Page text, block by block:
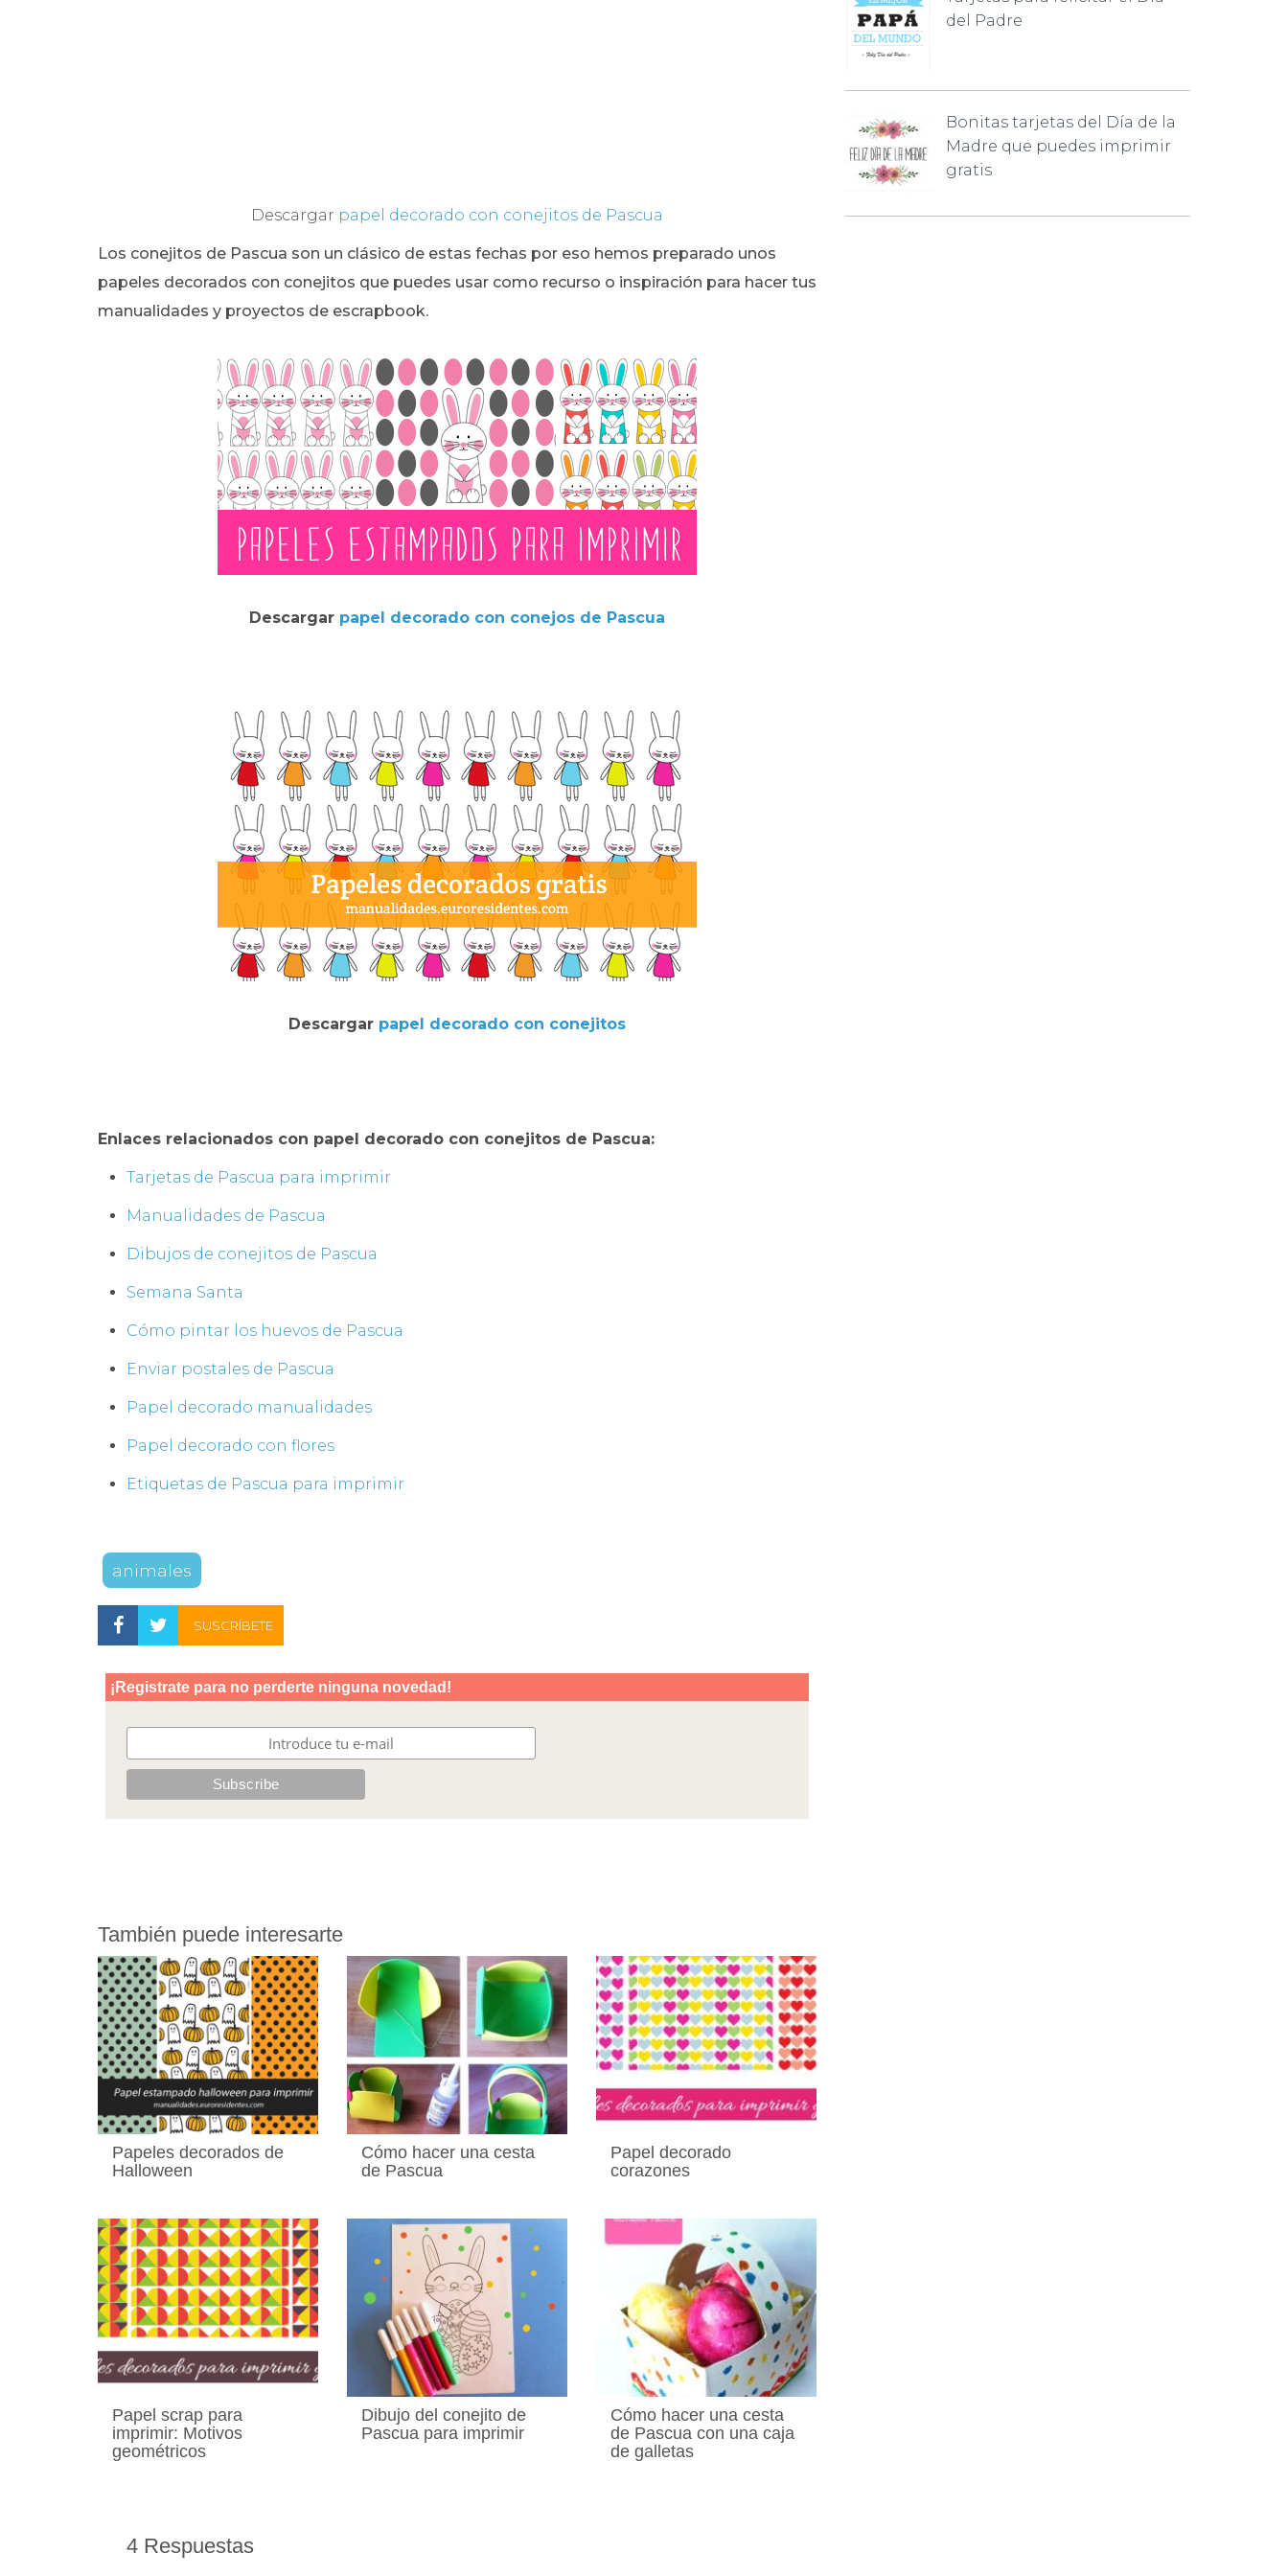
Descargar papel decorado con conejitos de Pascua
Los conejitos de Pascua son un clásico de estas fechas por eso hemos preparado unos
papeles decorados con conejitos que puedes usar como recurso o inspiración para hacer tus
manualidades y proyectos de escrapbook.
Descargar papel decorado con conejos de Pascua
Descargar papel decorado con conejitos
Enlaces relacionados con papel decorado con conejitos de Pascua:
Tarjetas de Pascua para imprimir
Manualidades de Pascua
Dibujos de conejitos de Pascua
Semana Santa
Cómo pintar los huevos de Pascua
Enviar postales de Pascua
Papel decorado manualidades
Papel decorado con flores
Etiquetas de Pascua para imprimir
animales
SUSCRÍBETE
También puede interesarte
Papeles decorados de
Halloween
Cómo hacer una cesta
de Pascua
Papel decorado
corazones
Papel scrap para
imprimir: Motivos
geométricos
Dibujo del conejito de
Pascua para imprimir
Cómo hacer una cesta
de Pascua con una caja
de galletas
del Padre
Bonitas tarjetas del Día de la
Madre que puedes imprimir
gratis
4 Respuestas